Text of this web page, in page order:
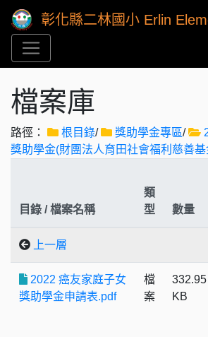
彰化縣二林國小 Erlin
檔案庫
路徑： 根目錄/ 獎助學金專區/
獎助學金(財團法人育田社會福利慈善
目錄 / 檔案名稱
類
型
數量
上一層
2022 癌友家庭子女
獎助學金申請表.pdf
檔
案
332.95
KB